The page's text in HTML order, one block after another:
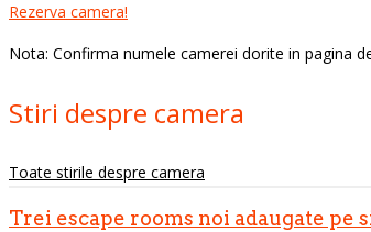
Rezerva camera!
Nota: Confirma numele camerei dorite in pagina
Stiri despre camera
Toate stirile despre camera
Trei escape rooms noi adaugate pe